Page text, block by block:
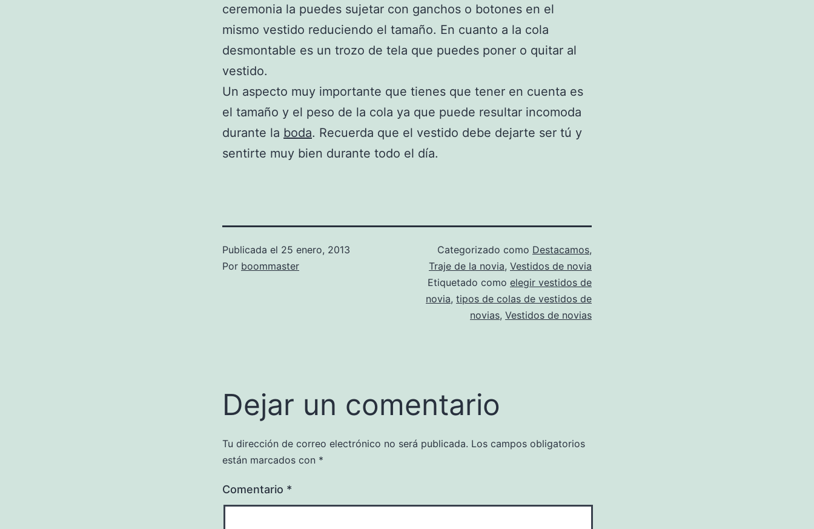
ceremonia la puedes sujetar con ganchos o botones en el
mismo vestido reduciendo el tamaño. En cuanto a la cola
desmontable es un trozo de tela que puedes poner o quitar al
vestido.
Un aspecto muy importante que tienes que tener en cuenta es
el tamaño y el peso de la cola ya que puede resultar incomoda
durante la boda. Recuerda que el vestido debe dejarte ser tú y
sentirte muy bien durante todo el día.
Publicada el 25 enero, 2013
Por boommaster
Categorizado como Destacamos,
Traje de la novia, Vestidos de novia
Etiquetado como elegir vestidos de
novia, tipos de colas de vestidos de
novias, Vestidos de novias
Dejar un comentario
Tu dirección de correo electrónico no será publicada. Los campos obligatorios
están marcados con *
Comentario *